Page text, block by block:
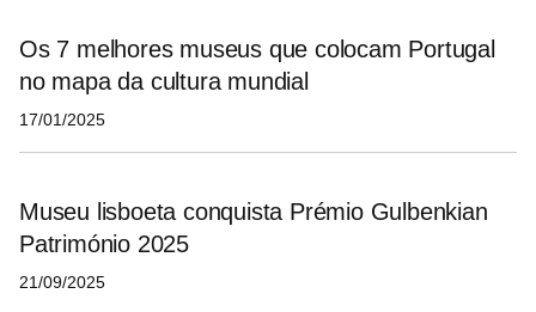
Os 7 melhores museus que colocam Portugal
no mapa da cultura mundial
17/01/2025
Museu lisboeta conquista Prémio Gulbenkian
Património 2025
21/09/2025